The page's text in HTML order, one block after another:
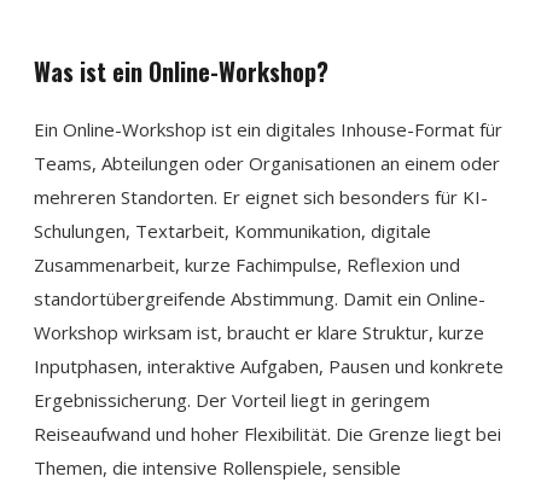
Was ist ein Online-Workshop?
Ein Online-Workshop ist ein digitales Inhouse-Format für
Teams, Abteilungen oder Organisationen an einem oder
mehreren Standorten. Er eignet sich besonders für KI-
Schulungen, Textarbeit, Kommunikation, digitale
Zusammenarbeit, kurze Fachimpulse, Reflexion und
standortübergreifende Abstimmung. Damit ein Online-
Workshop wirksam ist, braucht er klare Struktur, kurze
Inputphasen, interaktive Aufgaben, Pausen und konkrete
Ergebnissicherung. Der Vorteil liegt in geringem
Reiseaufwand und hoher Flexibilität. Die Grenze liegt bei
Themen, die intensive Rollenspiele, sensible